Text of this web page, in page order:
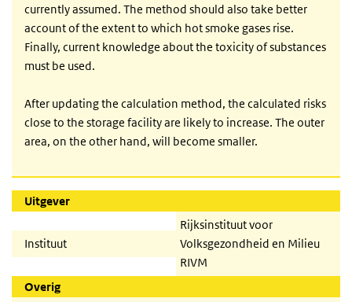
currently assumed. The method should also take better
account of the extent to which hot smoke gases rise.
Finally, current knowledge about the toxicity of substances
must be used.
After updating the calculation method, the calculated risks
close to the storage facility are likely to increase. The outer
area, on the other hand, will become smaller.
Uitgever
Instituut
Rijksinstituut voor
Volksgezondheid en Milieu
RIVM
Overig